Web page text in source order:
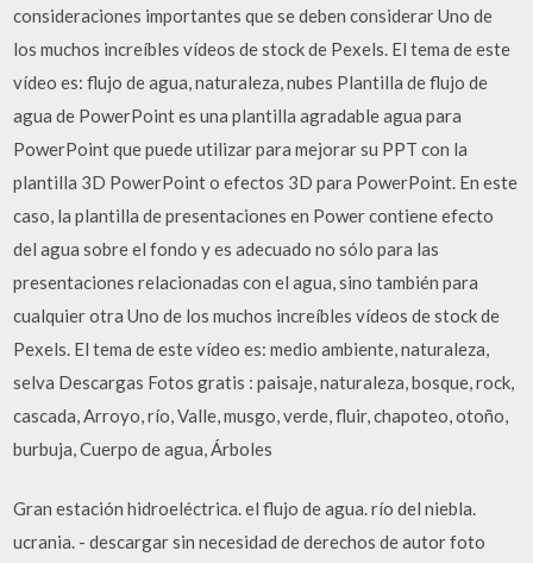
consideraciones importantes que se deben considerar Uno de
los muchos increíbles vídeos de stock de Pexels. El tema de este
vídeo es: flujo de agua, naturaleza, nubes Plantilla de flujo de
agua de PowerPoint es una plantilla agradable agua para
PowerPoint que puede utilizar para mejorar su PPT con la
plantilla 3D PowerPoint o efectos 3D para PowerPoint. En este
caso, la plantilla de presentaciones en Power contiene efecto
del agua sobre el fondo y es adecuado no sólo para las
presentaciones relacionadas con el agua, sino también para
cualquier otra Uno de los muchos increíbles vídeos de stock de
Pexels. El tema de este vídeo es: medio ambiente, naturaleza,
selva Descargas Fotos gratis : paisaje, naturaleza, bosque, rock,
cascada, Arroyo, río, Valle, musgo, verde, fluir, chapoteo, otoño,
burbuja, Cuerpo de agua, Árboles
Gran estación hidroeléctrica. el flujo de agua. río del niebla.
ucrania. - descargar sin necesidad de derechos de autor foto